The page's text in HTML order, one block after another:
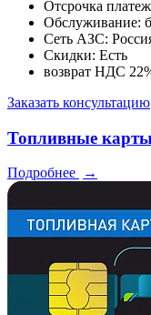
Отсрочка
Обслуживание:
Сеть АЗС:
Скидки: Есть
возврат НДС
Заказать консультацию
Топливные
Подробнее →